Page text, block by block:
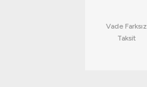
Vade Farksız
Taksit